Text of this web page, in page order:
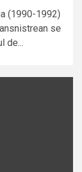
(1990-1992)
se
de...